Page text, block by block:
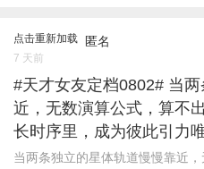
点击重新加载 匿名
7 天前
#天才女友定档0802# 当
近，无数演算公式，算不
长时序里，成为彼此引力
当两条独立的星体轨道慢慢靠近